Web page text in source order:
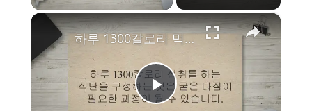
×
P
하루 1300칼로리 먹고 운동하면 살 많이 빠지나요?